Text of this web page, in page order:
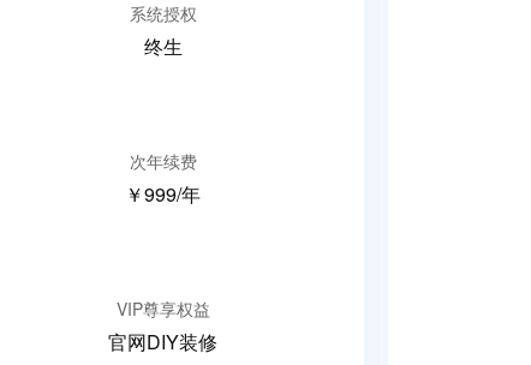
系统授权
终生
次年续费
￥999/年
VIP尊享权益
官网DIY装修